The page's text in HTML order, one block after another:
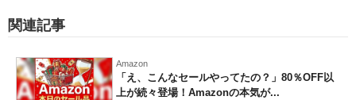
関連記事
Amazon
「え、こんなセールやってたの？」80％OFF以
上が続々登場！Amazonの本気が...